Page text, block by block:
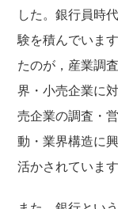
した。銀行員時
験を積んでいま
たのが，産業調
界・小売企業に
売企業の調査・
動・業界構造に
活かされています